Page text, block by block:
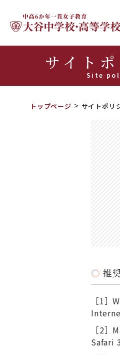
サイト
Site
トップページ サイトポリ
推
［1］
［2］
Safari